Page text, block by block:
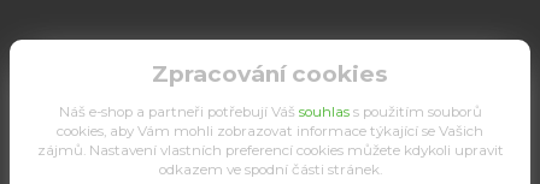
Zpracování cookies
Náš e-shop a partneři potřebují Váš souhlass použitím souborů
cookies, aby Vám mohli zobrazovat informace týkající se Vašich
zájmů. Nastavení vlastních preferencí cookies můžete kdykoli upravit
odkazem ve spodní části stránek.